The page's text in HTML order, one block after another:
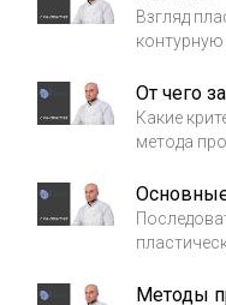
Взгляд
контурную
Какие
метода